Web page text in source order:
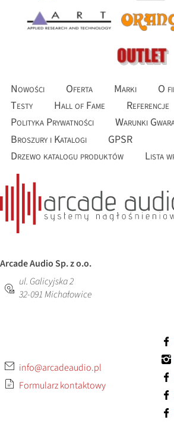
Nowości Oferta Marki O
Testy
Hall of Fame Referencje
Polityka Prywatności
Warunki
Broszury i Katalogi
GPSR
Drzewo katalogu produktów
Lista
Arcade Audio Sp. z o.o.
ul. Galicyjska 2
32-091Michałowice
info@arcadeaudio.pl
Formularz kontaktowy